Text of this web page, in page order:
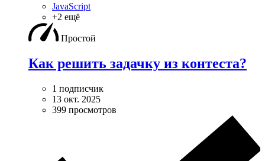
JavaScript
+2 ещё
Простой
Как решить задачку из контеста?
1 подписчик
13 окт. 2025
399 просмотров